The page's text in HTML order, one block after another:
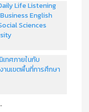
Life Listening
English
Sciences
ทศภายในกับ
นเขตพื้นที่การศึกษา